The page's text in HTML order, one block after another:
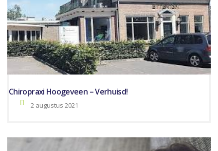
Chiropraxi Hoogeveen – Verhuisd!
2 augustus 2021